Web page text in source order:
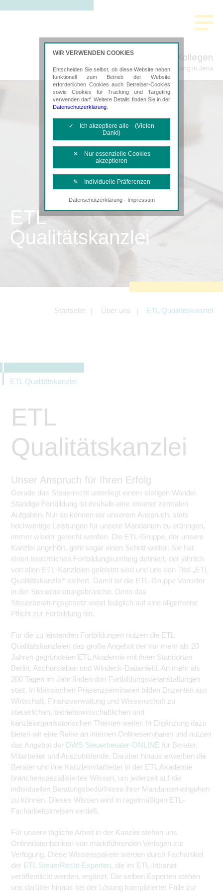
Hilbert & Kollegen
Steuerberatung in Jena
ETL
Qualitätskanzlei
Startseite Über uns ETL Qualitätskanzlei
ETL Qualitätskanzlei
ETL
Qualitätskanzlei
Unser Anspruch für Ihren Erfolg
Gerade das Steuerrecht unterliegt einem stetigen Wandel.
Ständige Fortbildung ist deshalb eine unserer zentralen
Aufgaben. Nur so können wir unserem Anspruch, stets
hochwertige Leistungen für unsere Mandanten zu erbringen,
immer wieder gerecht werden. Die ETL-Gruppe, der unsere
Kanzlei angehört, geht sogar einen Schritt weiter: Sie hat
einen beachtlichen Fortbildungsumfang definiert, der jährlich
von allen ETL-Kanzleien geleistet wird und uns den Titel „ETL
Qualitätskanzlei“ sichert. Damit ist die ETL-Gruppe Vorreiter
in der Steuerberatungsbranche. Denn das
Steuerberatungsgesetz weist lediglich auf eine allgemeine
Pflicht zur Fortbildung hin.
Für die zu leistenden Fortbildungen nutzen die ETL
Qualitätskanzleien das große Angebot der vor mehr als 20
Jahren gegründeten ETL Akademie mit ihren Standorten
Berlin, Aschersleben und Windeck-Dattenfeld. An mehr als
200 Tagen im Jahr finden dort Fortbildungsveranstaltungen
statt. In klassischen Präsenzseminaren bilden Dozenten aus
Wirtschaft, Finanzverwaltung und Wissenschaft zu
steuerlichen, betriebswirtschaftlichen und
kanzleiorganisatorischen Themen weiter. In Ergänzung dazu
bieten wir eine Reihe an internen Onlineseminaren und nutzen
das Angebot der DWS Steuerberater-ONLINE für Berater,
Mitarbeiter und Auszubildende. Darüber hinaus erwerben die
Berater und ihre Kanzleimitarbeiter in der ETL Akademie
branchenspezialisiertes Wissen, um jederzeit auf die
individuellen Beratungsbedürfnisse ihrer Mandanten eingehen
zu können. Dieses Wissen wird in regelmäßigen ETL-
Facharbeitskreisen vertieft.
Für unsere tägliche Arbeit in der Kanzlei stehen uns
Onlinedatenbanken von marktführenden Verlagen zur
Verfügung. Diese Wissenspakete werden durch Fachartikel
der ETL SteuerRecht-Experten, die im ETL-Intranet
veröffentlicht werden, ergänzt. Die selben Experten stehen
uns darüber hinaus bei der Lösung komplizierter Fälle zur
WIR VERWENDEN COOKIES
Entscheiden Sie selbst, ob diese Website neben
funktionell zum Betrieb der Website
erforderlichen Cookies auch Betreiber-Cookies
sowie Cookies für Tracking und Targeting
verwenden darf. Weitere Details finden Sie in der
Datenschutzerklärung
✓ Ich akzeptiere alle (Vielen
Dank!)
✕ Nur essenzielle Cookies
akzeptieren
✎ Individuelle Präferenzen
Notwendige Cookies
Diese Cookies sind erforderlich, um die
Tracking- und Targeting-Cookies
Angebotes einschließlich der
Angeboten von z.B. Facebook und
LinkedIn.
können.
Datenschutzerklärung· Impressum